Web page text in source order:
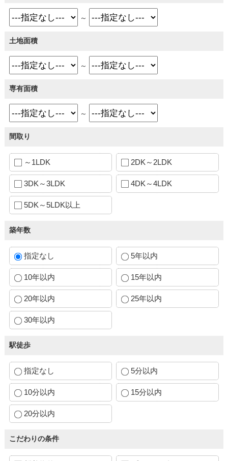
～
土地面積
～
専有面積
～
間取り
～1LDK 2DK～2LDK
3DK～3LDK 4DK～4LDK
5DK～5LDK以上
築年数
指定なし 5年以内
10年以内 15年以内
20年以内 25年以内
30年以内
駅徒歩
指定なし 5分以内
10分以内 15分以内
20分以内
こだわりの条件